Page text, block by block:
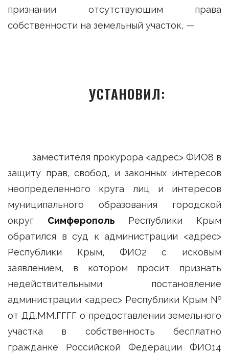
признании отсутствующим права
собственности на земельный участок, —
УСТАНОВИЛ:
заместителя прокурора <адрес> ФИО8 в
защиту прав, свобод, и законных интересов
неопределенного круга лиц и интересов
муниципального образования городской
округ Симферополь Республики Крым
обратился в суд к администрации <адрес>
Республики Крым, ФИО2 с исковым
заявлением, в котором просит признать
недействительными постановление
администрации <адрес> Республики Крым №
от ДД.ММ.ГГГГ о предоставлении земельного
участка в собственность бесплатно
гражданке Российской Федерации ФИО14